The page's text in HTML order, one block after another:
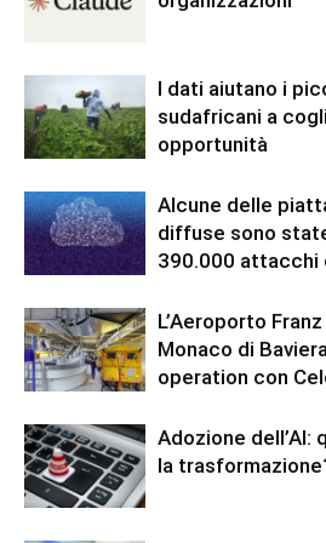
I dati aiutano i
sudafricani a
opportunità
Alcune delle
diffuse sono
390.000 attacchi
L’Aeroporto
Monaco di
operation con
Adozione
la